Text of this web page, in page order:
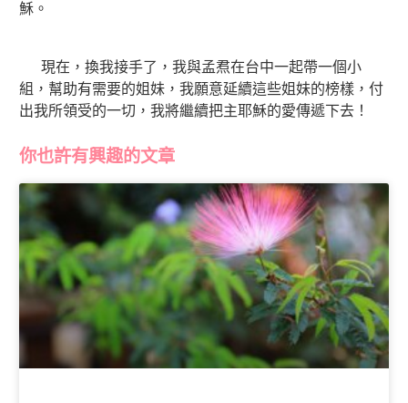
穌。
現在，換我接手了，我與孟焄在台中一起帶一個小
組，幫助有需要的姐妹，我願意延續這些姐妹的榜樣，付
出我所領受的一切，我將繼續把主耶穌的愛傳遞下去！
你也許有興趣的文章